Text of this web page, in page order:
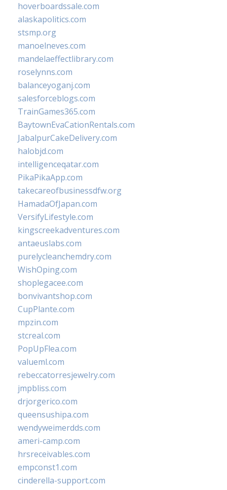
hoverboardssale.com
alaskapolitics.com
stsmp.org
manoelneves.com
mandelaeffectlibrary.com
roselynns.com
balanceyoganj.com
salesforceblogs.com
TrainGames365.com
BaytownEvaCationRentals.com
JabalpurCakeDelivery.com
halobjd.com
intelligenceqatar.com
PikaPikaApp.com
takecareofbusinessdfw.org
HamadaOfJapan.com
VersifyLifestyle.com
kingscreekadventures.com
antaeuslabs.com
purelycleanchemdry.com
WishOping.com
shoplegacee.com
bonvivantshop.com
CupPlante.com
mpzin.com
stcreal.com
PopUpFlea.com
valueml.com
rebeccatorresjewelry.com
jmpbliss.com
drjorgerico.com
queensushipa.com
wendyweimerdds.com
ameri-camp.com
hrsreceivables.com
empconst1.com
cinderella-support.com